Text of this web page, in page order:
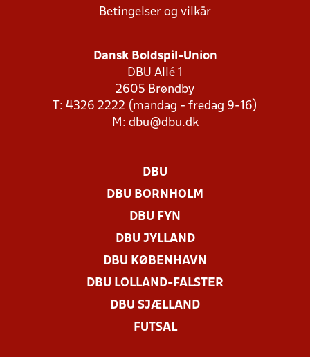
Betingelser og vilkår
Dansk Boldspil-Union
DBU Allé 1
2605 Brøndby
T: 4326 2222 (mandag - fredag 9-16)
M: dbu@dbu.dk
DBU
DBU BORNHOLM
DBU FYN
DBU JYLLAND
DBU KØBENHAVN
DBU LOLLAND-FALSTER
DBU SJÆLLAND
FUTSAL